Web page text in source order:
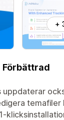
+
Förbättrad
uppdaterar
temafiler